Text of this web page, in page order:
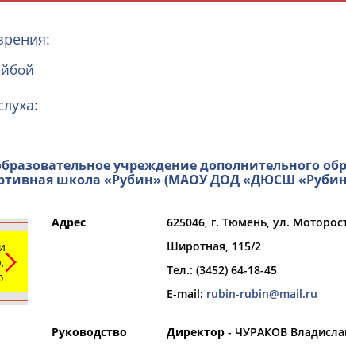
ТАБЛО
РЕСУРСНАЯ ПЛОЩАДКА
учреждение дополнительного
школа «Рубин» (МАОУ ДОД «ДЮСШ
Адрес
625046, г. Тюмень, ул.
Широтная, 115/2
Тел.: (3452) 64-18-45
E-mail: rubin-rubin@mail.ru
Руководство Директор - ЧУРАКОВ